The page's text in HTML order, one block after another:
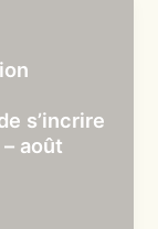
s’incrire
août